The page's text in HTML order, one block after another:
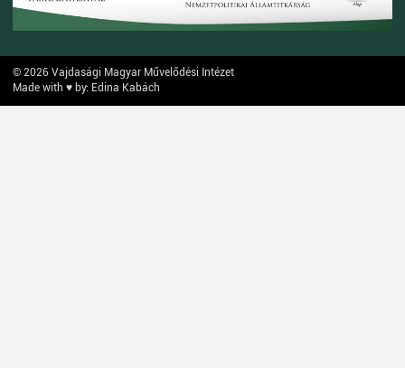
© 2026 Vajdasági Magyar Művelődési Intézet
Made with ♥ by: Edina Kabách